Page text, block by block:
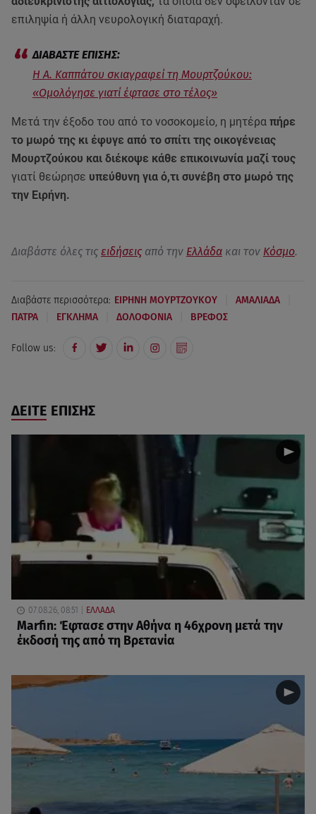
επιληψία ή άλλη νευρολογική διαταραχή.
Η Α. Καππάτου σκιαγραφεί τη Μουρτζούκου:
«Ομολόγησε γιατί έφτασε στο τέλος»
Μετά την έξοδο του από το νοσοκομείο, η μητέρα πήρε
το μωρό της κι έφυγε από το σπίτι της οικογένειας
Μουρτζούκου και διέκοψε κάθε επικοινωνία μαζί τους
γιατί θεώρησε υπεύθυνη για ό,τι συνέβη στο μωρό της
την Ειρήνη.
Διαβάστε όλες τις ειδήσεις από την Ελλάδα και τον Κόσμο.
Διαβάστε περισσότερα: ΕΙΡΗΝΗ ΜΟΥΡΤΖΟΥΚΟΥ ΑΜΑΛΙΑΔΑ
ΠΑΤΡΑ ΕΓΚΛΗΜΑ ΔΟΛΟΦΟΝΙΑ ΒΡΕΦΟΣ
Follow us:
ΔΕΙΤΕ ΕΠΙΣΗΣ
07.08.26, 08:51 ΕΛΛΑΔΑ
Marfin: Έφτασε στην Αθήνα η 46χρονη μετά την
έκδοσή της από τη Βρετανία